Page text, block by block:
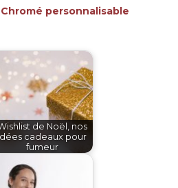
personnalisable
de Noël, nos
cadeaux pour
fumeur